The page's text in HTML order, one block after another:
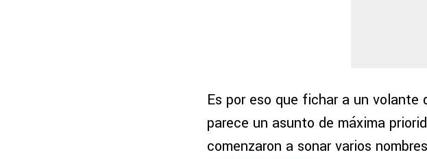
Es por eso que fichar a un volante
parece un asunto de máxima
comenzaron a sonar varios